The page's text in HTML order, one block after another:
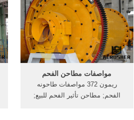
باركر سكن موديل بسم الله الرحمن
الرحيم كسارة باركر 2006 مواصفات
الكسارة Parker 2006 .
مواصفات مطاحن الفحم
ريمون 372 مواصفات طاحونه
الفحم; مطاحن تأثير الفحم للبيع;